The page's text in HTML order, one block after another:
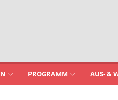
PROGRAMM AUS- &